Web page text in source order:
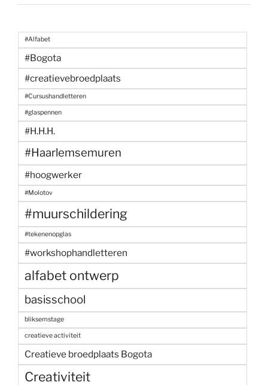
#Alfabet
#Bogota
#creatievebroedplaats
#Cursushandletteren
#glaspennen
#H.H.H.
#Haarlemsemuren
#hoogwerker
#Molotov
#muurschildering
#tekenenopglas
#workshophandletteren
alfabet ontwerp
basisschool
bliksemstage
creatieve activiteit
Creatieve broedplaats Bogota
Creativiteit